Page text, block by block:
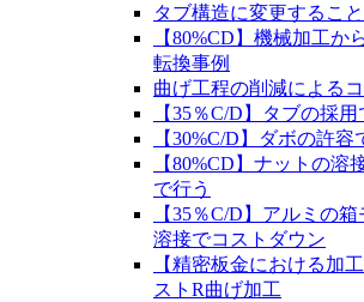
タブ構造に変更するこ
【80%CD】機械加工か
転換事例
曲げ工程の削減による
【35％C/D】タブの採
【30%C/D】ダボの許容
【80%CD】ナットの溶
で行う
【35％C/D】アルミの
溶接でコストダウン
【精密板金における加
ストR曲げ加工